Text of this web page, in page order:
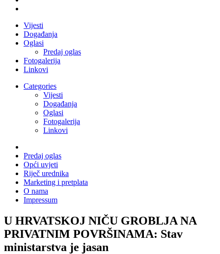
Vijesti
Događanja
Oglasi
Predaj oglas
Fotogalerija
Linkovi
Categories
Vijesti
Događanja
Oglasi
Fotogalerija
Linkovi
Predaj oglas
Opći uvjeti
Riječ urednika
Marketing i pretplata
O nama
Impressum
U HRVATSKOJ NIČU GROBLJA NA
PRIVATNIM POVRŠINAMA: Stav
ministarstva je jasan